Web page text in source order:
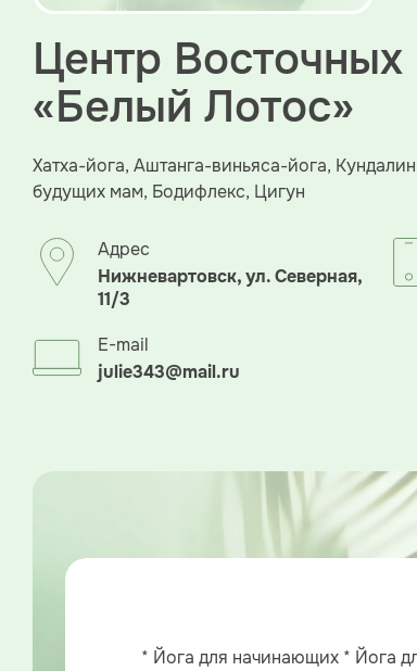
Центр
«Белый Лотос»
Хатха-йога, Аштанга-виньяса-йога,
будущих мам, Бодифлекс, Цигун
Адрес
Нижневартовск, ул. Северная,
11/3
E-mail
julie343@mail.ru
* Йога для начинающих * Йога